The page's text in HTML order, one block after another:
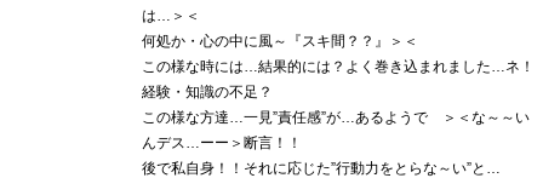
は…＞＜
何処か・心の中に風～『スキ間？？』＞＜
この様な時には…結果的には？よく巻き込まれました…ネ！
経験・知識の不足？
この様な方達…一見”責任感”が…あるようで ＞＜な～～い
んデス…ーー＞断言！！
後で私自身！！それに応じた”行動力をとらな～い”と…